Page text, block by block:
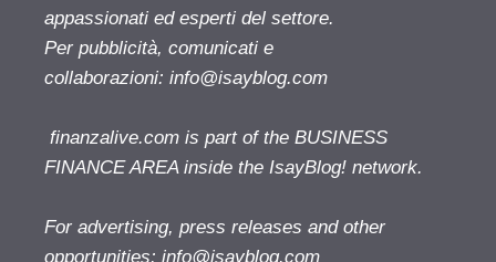
appassionati ed esperti del settore.
Per pubblicità, comunicati e
collaborazioni: info@isayblog.com
finanzalive.com is part of the BUSINESS
FINANCE AREA inside the IsayBlog! network.
For advertising, press releases and other
opportunities: info@isayblog.com